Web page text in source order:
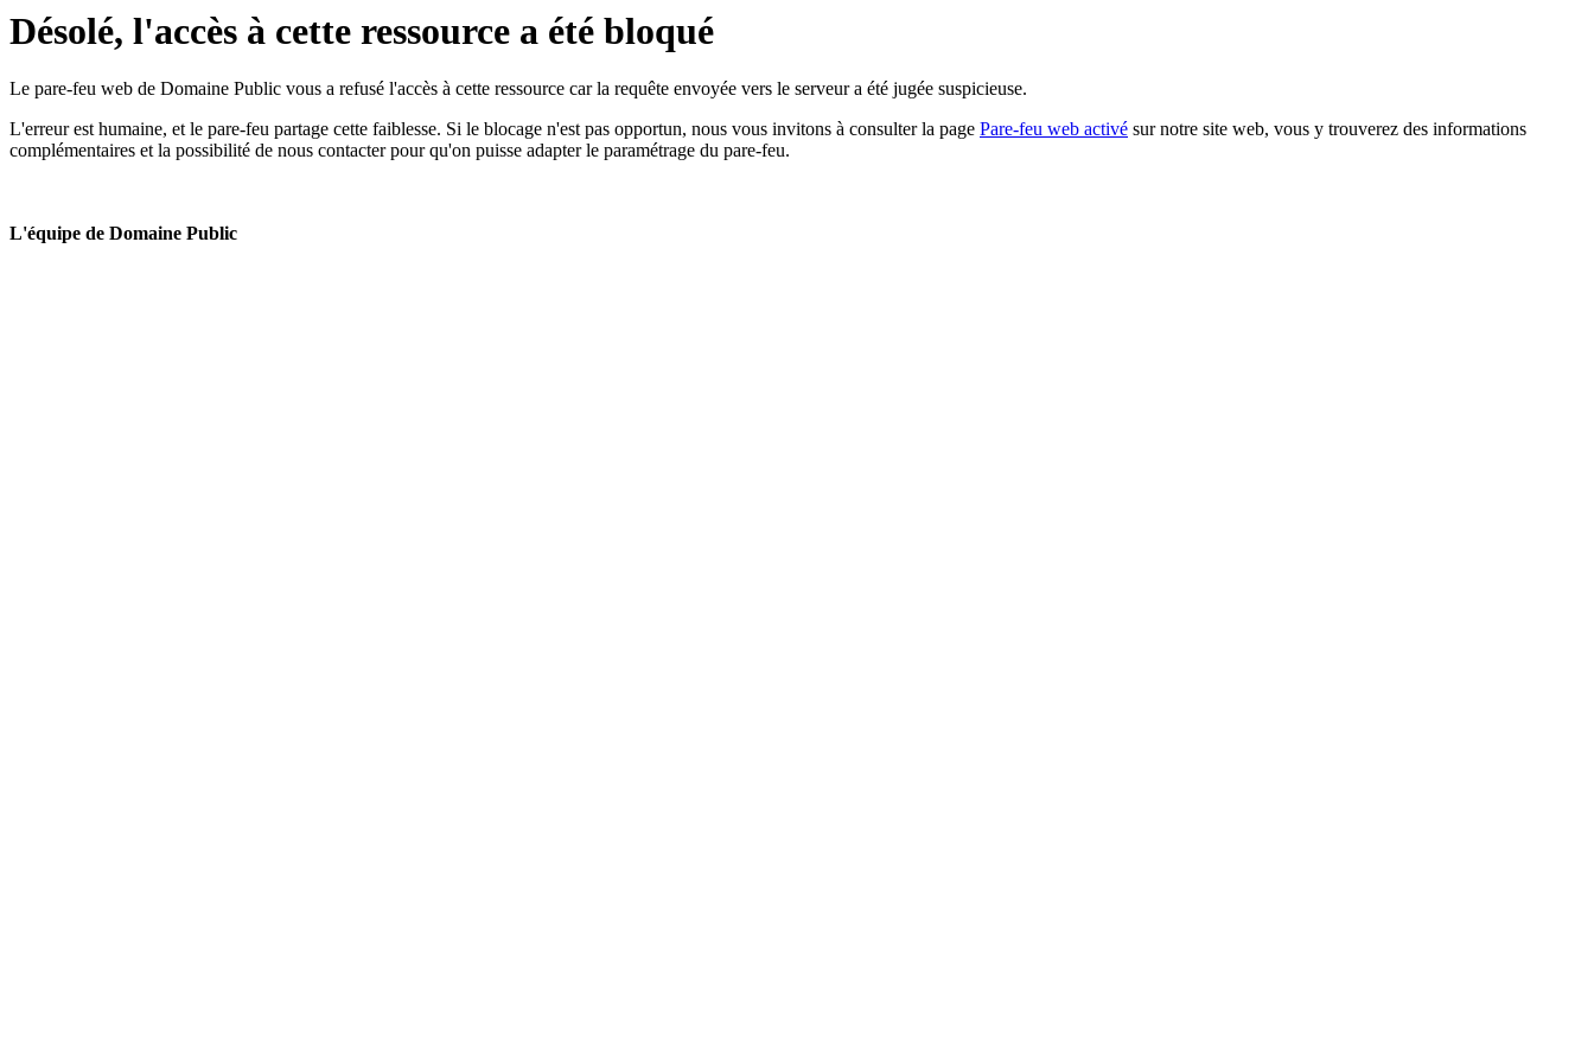
Désolé, l'accès à cette ressource a été bloqué
Le pare-feu web de Domaine Public vous a refusé l'accès à cette ressource car la requête envoyée vers le serveur a été jugée suspicieuse.
L'erreur est humaine, et le pare-feu partage cette faiblesse. Si le blocage n'est pas opportun, nous vous invitons à consulter la page Pare-feu web activé sur notre site web, vous y trouverez des informations
complémentaires et la possibilité de nous contacter pour qu'on puisse adapter le paramétrage du pare-feu.
L'équipe de Domaine Public